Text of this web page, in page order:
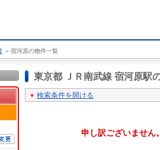
＞ 宿河原の物件一覧
東京都 ＪＲ南武線 宿河原駅
検索条件を開ける
申し訳ございません